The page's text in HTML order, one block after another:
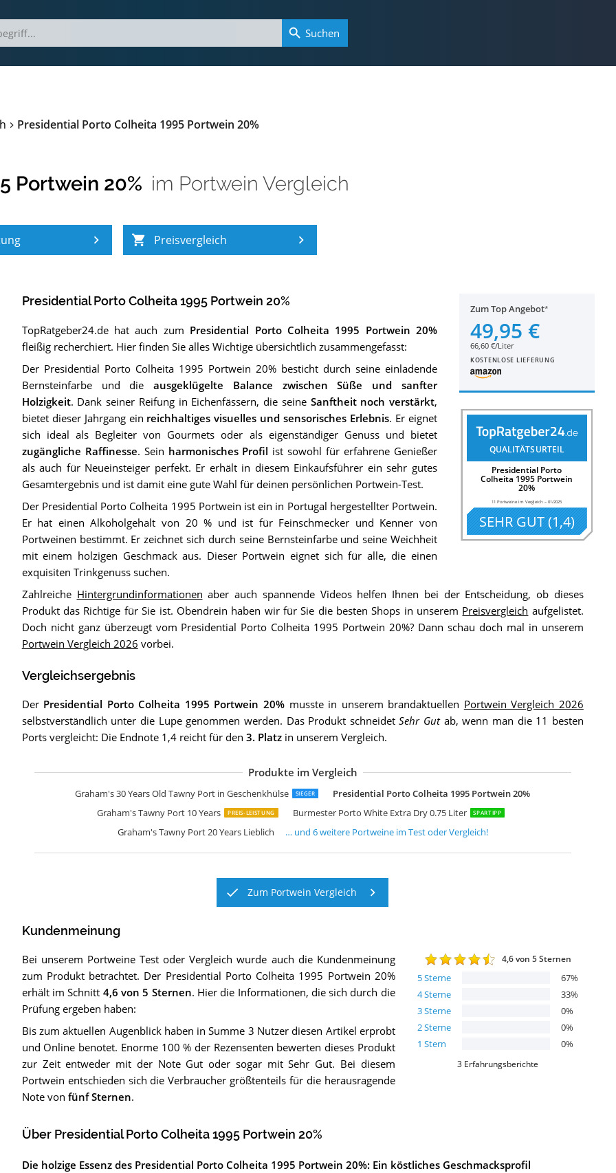
Presidential Porto Colheita 1995 Portwein 20%
Portwein 20% im Portwein Vergleich
Preisvergleich
Zum Top Angebot
49,95 €
66,60 €/Liter
KOSTENLOSE LIEFERUNG
QUALITÄTSURTEIL
Presidential Porto
Colheita 1995 Portwein
20%
11 Portweine im Vergleich –01/2025
SEHR GUT(1,4)
Presidential Porto Colheita 1995 Portwein 20%
TopRatgeber24.de hat auch zum Presidential Porto Colheita 1995 Portwein 20%
fleißig recherchiert. Hier finden Sie alles Wichtige übersichtlich zusammengefasst:
Der Presidential Porto Colheita 1995 Portwein 20% besticht durch seine einladende
Bernsteinfarbe und dieausgeklügelte Balance zwischen Süße und sanfter
Holzigkeit. Dank seiner Reifung in Eichenfässern, die seine Sanftheit noch verstärkt,
bietet dieser Jahrgang ein reichhaltiges visuelles und sensorisches Erlebnis. Er eignet
sich ideal als Begleiter von Gourmets oder als eigenständiger Genuss und bietet
zugängliche Raffinesse. Sein harmonisches Profil ist sowohl für erfahrene Genießer
als auch für Neueinsteiger perfekt. Er erhält in diesem Einkaufsführer ein sehr gutes
Gesamtergebnis und ist damit eine gute Wahl für deinen persönlichen Portwein-Test.
Der Presidential Porto Colheita 1995 Portwein ist ein in Portugal hergestellter Portwein.
Er hat einen Alkoholgehalt von 20 % und ist für Feinschmecker und Kenner von
Portweinen bestimmt. Er zeichnet sich durch seine Bernsteinfarbe und seine Weichheit
mit einem holzigen Geschmack aus. Dieser Portwein eignet sich für alle, die einen
exquisiten Trinkgenuss suchen.
Zahlreiche Hintergrundinformationen aber auch spannende Videos helfen Ihnen bei der Entscheidung, ob dieses
Produkt das Richtige für Sie ist. Obendrein haben wir für Sie die besten Shops in unserem Preisvergleich aufgelistet.
Doch nicht ganz überzeugt vom Presidential Porto Colheita 1995 Portwein 20%? Dann schau doch mal in unserem
Portwein Vergleich 2026 vorbei.
Vergleichsergebnis
Der Presidential Porto Colheita 1995 Portwein 20% musste in unserem brandaktuellen Portwein Vergleich 2026
selbstverständlich unter die Lupe genommen werden. Das Produkt schneidetSehr Gutab, wenn man die 11 besten
Ports vergleicht: Die Endnote 1,4 reicht für den 3. Platzin unserem Vergleich.
Produkte im Vergleich
Graham's 30 Years Old Tawny Port in Geschenkhülse SIEGER
Presidential Porto Colheita 1995 Portwein 20%
Graham's Tawny Port 10 Years
PREIS-LEISTUNG Burmester Porto White Extra Dry 0.75 Liter SPARTIPP
Graham's Tawny Port 20 Years Lieblich
Royal Oporto 20 Jahre Portwein in Geschenkverpackung
Taylor's Port TAYLOR'S 325 Anniversary Limited Edition Reserve Tawny
Dalva Colheita Port 1990
Ramos Pinto RP 10 Tawny Quinta da Ervamoira 10 Years Portwein
Burmester Tawny Port 10 Jahre
Valdouro Tawny 10 Years
… und 6weitere Portweineim Test oder Vergleich!
Zum Portwein Vergleich
Kundenmeinung
4,6von 5 Sternen
5Sterne 67%
4Sterne 33%
3Sterne 0%
2Sterne 0%
1 Stern 0%
3 Erfahrungsberichte
Bei unserem PortweineTest oder Vergleich wurde auch die Kundenmeinung
zum Produkt betrachtet. Der Presidential Porto Colheita 1995 Portwein 20%
erhält im Schnitt 4,6 von 5 Sternen. Hier die Informationen, die sich durch die
Prüfung ergeben haben:
Bis zum aktuellen Augenblick haben in Summe 3 Nutzer diesen Artikel erprobt
und Online benotet. Enorme 100 % der Rezensenten bewerten dieses Produkt
zur Zeit entweder mit der Note Gut oder sogar mit Sehr Gut. Bei diesem
Portwein entschieden sich die Verbraucher größtenteils für die herausragende
Note von fünf Sternen.
Über Presidential Porto Colheita 1995 Portwein 20%
Die holzige Essenz des Presidential Porto Colheita 1995 Portwein 20%: Ein köstliches Geschmacksprofil
Suchen